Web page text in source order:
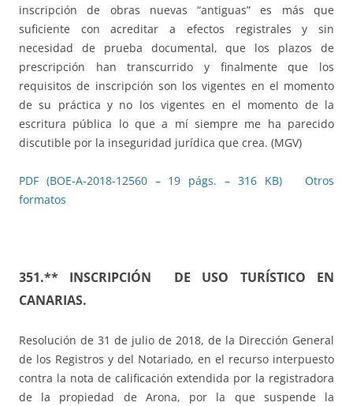
inscripción de obras nuevas “antiguas” es más que
suficiente con acreditar a efectos registrales y sin
necesidad de prueba documental, que los plazos de
prescripción han transcurrido y finalmente que los
requisitos de inscripción son los vigentes en el momento
de su práctica y no los vigentes en el momento de la
escritura pública lo que a mí siempre me ha parecido
discutible por la inseguridad jurídica que crea. (MGV)
PDF (BOE-A-2018-12560 – 19 págs. – 316 KB)
Otros
formatos
351.** INSCRIPCIÓN DE USO TURÍSTICO EN
CANARIAS.
Resolución de 31 de julio de 2018, de la Dirección General
de los Registros y del Notariado, en el recurso interpuesto
contra la nota de calificación extendida por la registradora
de la propiedad de Arona, por la que suspende la